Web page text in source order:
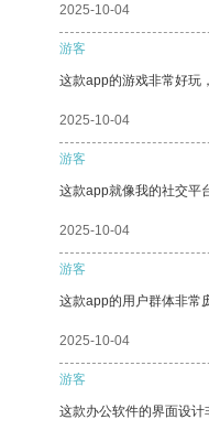
2025-10-04
游客
这款app的游戏非常好玩
2025-10-04
游客
这款app就像我的社交平
2025-10-04
游客
这款app的用户群体非常
2025-10-04
游客
这款办公软件的界面设计